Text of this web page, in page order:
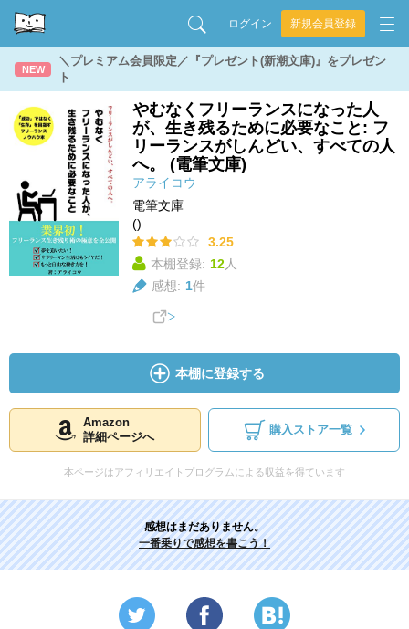
ログイン 新規会員登録
NEW
＼プレミアム会員限定／『プレゼント(新潮文庫)』をプレゼン
ト
やむなくフリーランスになった人
が、生き残るために必要なこと: フ
リーランスがしんどい、すべての人
へ。 (電筆文庫)
アライコウ
電筆文庫
()
3.25
本棚登録: 12人
感想: 1件
本棚に登録する
Amazon
詳細ページへ
購入ストア一覧
本ページはアフィリエイトプログラムによる収益を得ています
感想はまだありません。
一番乗りで感想を書こう！